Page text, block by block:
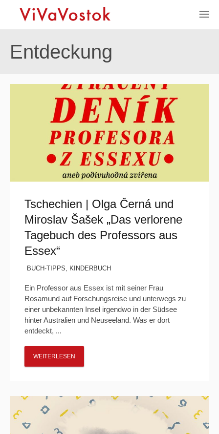
Entdeckung
Tschechien | Olga Černá und
Miroslav Šašek „Das verlorene
Tagebuch des Professors aus
Essex“
BUCH-TIPPS, KINDERBUCH
Ein Professor aus Essex ist mit seiner Frau
Rosamund auf Forschungsreise und unterwegs zu
einer unbekannten Insel irgendwo in der Südsee
hinter Australien und Neuseeland. Was er dort
entdeckt, ...
WEITERLESEN